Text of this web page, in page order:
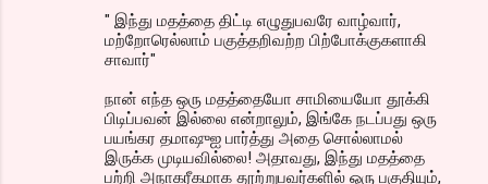
" இந்து மதத்தை திட்டி எழுதுபவரே வாழ்வார்,
மற்றோரெல்லாம் பகுத்தறிவற்ற பிற்போக்குகளாகி
சாவார்"
நான் எந்த ஒரு மதத்தையோ சாமியையோ தூக்கி
பிடிப்பவன் இல்லை என்றாலும், இங்கே நடப்பது ஒரு
பயங்கர தமாஷுஐ பார்த்து அதை சொல்லாமல்
இருக்க முடியவில்லை! அதாவது, இந்து மதத்தை
பற்றி அநாகரீகமாக தூற்றுபவர்களில் ஒரு பகுதியும்,